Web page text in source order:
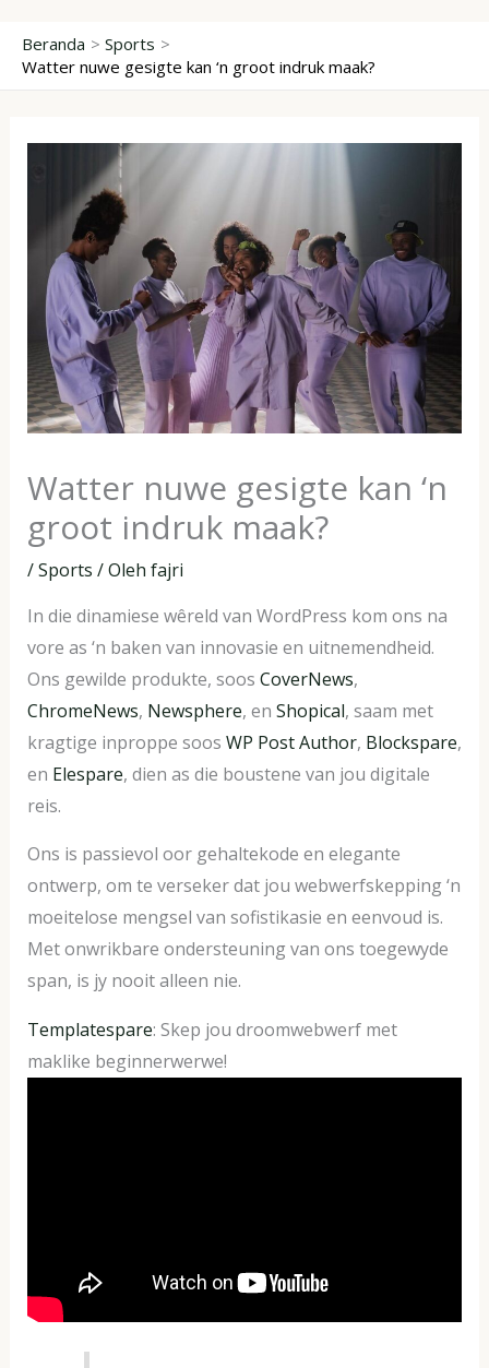
konten
Beranda
Sports
Watter nuwe gesigte kan ‘n groot indruk maak?
Watter nuwe gesigte kan ‘n
groot indruk maak?
/Sports / Oleh fajri
In die dinamiese wêreld van WordPress kom ons na
vore as ‘n baken van innovasie en uitnemendheid.
Ons gewilde produkte, soos CoverNews,
ChromeNews, Newsphere, en Shopical, saam met
kragtige inproppe soos WP Post Author, Blockspare,
en Elespare, dien as die boustene van jou digitale
reis.
Ons is passievol oor gehaltekode en elegante
ontwerp, om te verseker dat jou webwerfskepping ‘n
moeitelose mengsel van sofistikasie en eenvoud is.
Met onwrikbare ondersteuning van ons toegewyde
span, is jy nooit alleen nie.
Templatespare: Skep jou droomwebwerf met
maklike beginnerwerwe!